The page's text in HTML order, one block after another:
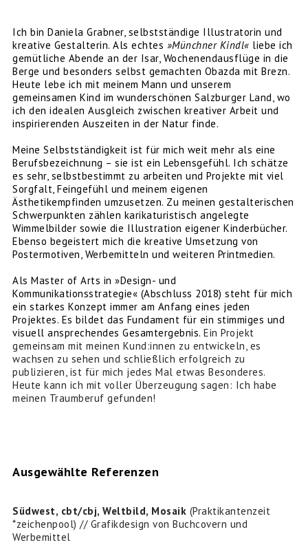
Ich bin Daniela Grabner, selbstständige Illustratorin und
kreative Gestalterin. Als echtes »Münchner Kindl« liebe ich
gemütliche Abende an der Isar, Wochenendausflüge in die
Berge und besonders selbst gemachten Obazda mit Brezn.
Heute lebe ich mit meinem Mann und unserem
gemeinsamen Kind im wunderschönen Salzburger Land, wo
ich den idealen Ausgleich zwischen kreativer Arbeit und
inspirierenden Auszeiten in der Natur finde.
Meine Selbstständigkeit ist für mich weit mehr als eine
Berufsbezeichnung – sie ist ein Lebensgefühl. Ich schätze
es sehr, selbstbestimmt zu arbeiten und Projekte mit viel
Sorgfalt, Feingefühl und meinem eigenen
Ästhetikempfinden umzusetzen. Zu meinen gestalterischen
Schwerpunkten zählen karikaturistisch angelegte
Wimmelbilder sowie die Illustration eigener Kinderbücher.
Ebenso begeistert mich die kreative Umsetzung von
Postermotiven, Werbemitteln und weiteren Printmedien.
Als Master of Arts in »Design- und
Kommunikationsstrategie« (Abschluss 2018) steht für mich
ein starkes Konzept immer am Anfang eines jeden
Projektes. Es bildet das Fundament für ein stimmiges und
visuell ansprechendes Gesamtergebnis. Ein Projekt
gemeinsam mit meinen Kund:innen zu entwickeln, es
wachsen zu sehen und schließlich erfolgreich zu
publizieren, ist für mich jedes Mal etwas Besonderes.
Heute kann ich mit voller Überzeugung sagen: Ich habe
meinen Traumberuf gefunden!
Ausgewählte Referenzen
Südwest, cbt/cbj, Weltbild, Mosaik (Praktikantenzeit
*zeichenpool) // Grafikdesign von Buchcovern und
Werbemittel